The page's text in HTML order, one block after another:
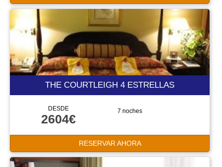
THE COURTLEIGH 4 ESTRELLAS
DESDE
2604€
7 noches
RESERVAR AHORA